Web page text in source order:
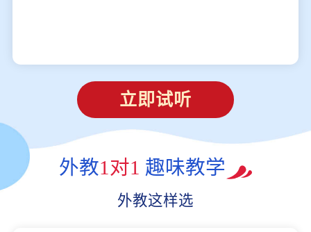
立即试听
外教1对1 趣味教学
外教这样选